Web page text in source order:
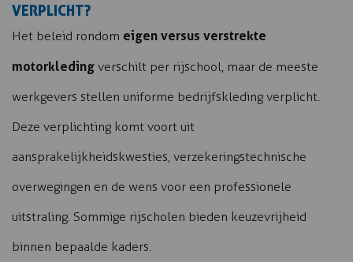
VERPLICHT?
Het beleid rondom eigen versus verstrekte
motorkleding verschilt per rijschool, maar de meeste
werkgevers stellen uniforme bedrijfskleding verplicht.
Deze verplichting komt voort uit
aansprakelijkheidskwesties, verzekeringstechnische
overwegingen en de wens voor een professionele
uitstraling. Sommige rijscholen bieden keuzevrijheid
binnen bepaalde kaders.